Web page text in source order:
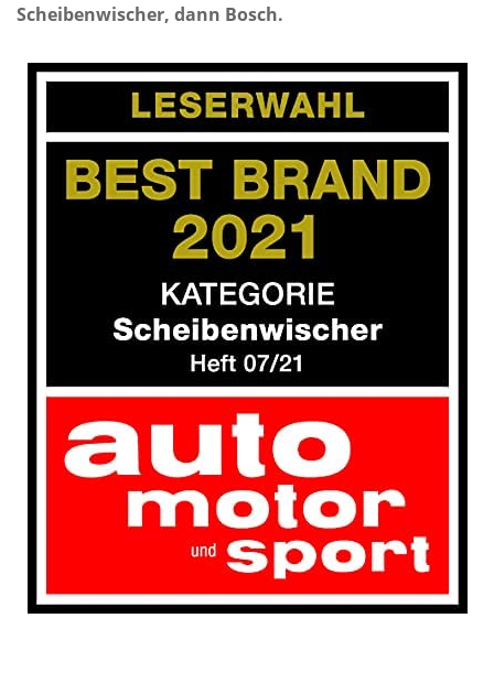
Scheibenwischer, dann Bosch.